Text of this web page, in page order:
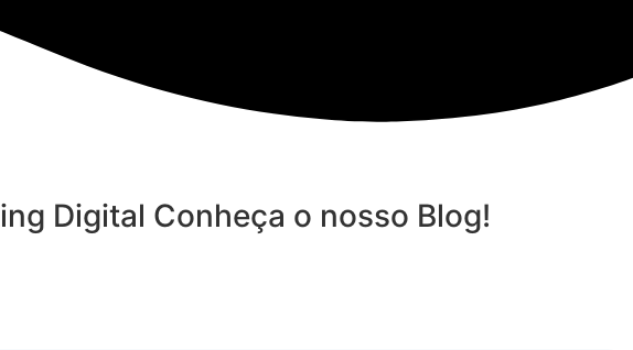
Digital Conheça o nosso Blog!